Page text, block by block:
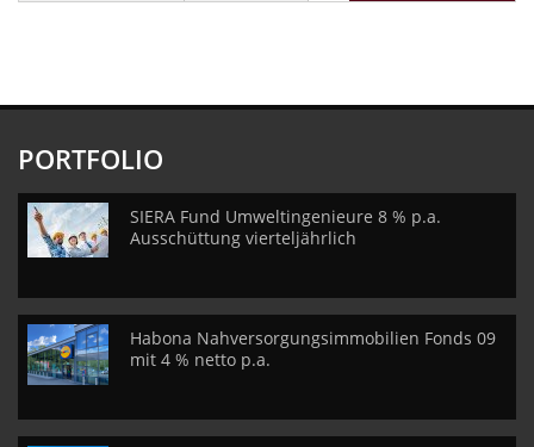
PORTFOLIO
SIERA Fund Umweltingenieure 8 % p.a.
Ausschüttung vierteljährlich
Habona Nahversorgungsimmobilien Fonds 09
mit 4 % netto p.a.